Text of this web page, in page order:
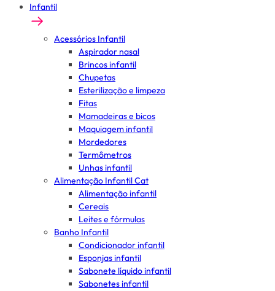
Infantil
Acessórios Infantil
Aspirador nasal
Brincos infantil
Chupetas
Esterilização e limpeza
Fitas
Mamadeiras e bicos
Maquiagem infantil
Mordedores
Termômetros
Unhas infantil
Alimentação Infantil Cat
Alimentação infantil
Cereais
Leites e fórmulas
Banho Infantil
Condicionador infantil
Esponjas infantil
Sabonete líquido infantil
Sabonetes infantil